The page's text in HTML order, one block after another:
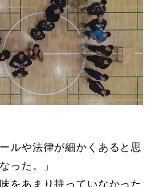
ルや法律が細かくあると思
った。」
をあまり持っていなかった